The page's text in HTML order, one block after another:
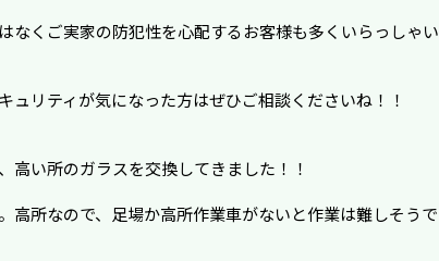
なくご実家の防犯性を心配するお客様も多くいらっしゃい
ュリティが気になった方はぜひご相談くださいね！！
高い所のガラスを交換してきました！！
高所なので、足場か高所作業車がないと作業は難しそうで